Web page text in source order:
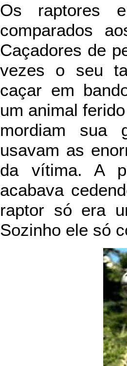
Os raptores
comparados
Caçadores de
vezes o seu
caçar em
um animal
mordiam sua
usavam as
da vítima. A
acabava
raptor só era
Sozinho ele só